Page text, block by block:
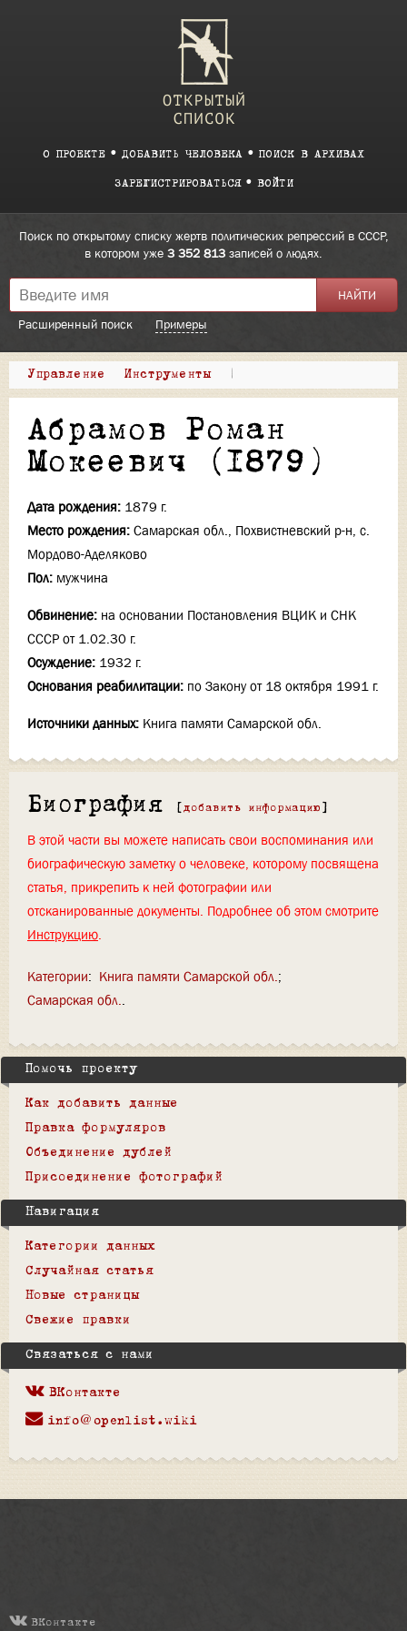
О ПРОЕКТЕ ДОБАВИТЬ ЧЕЛОВЕКА ПОИСК В АРХИВАХ
ЗАРЕГИСТРИРОВАТЬСЯ ВОЙТИ
Поиск по открытому списку жертв политических репрессий в СССР,
в котором уже 3 352 813 записей о людях.
Расширенный поиск Примеры
Управление Инструменты |
Абрамов Роман
Мокеевич (1879)
Дата рождения: 1879 г.
Место рождения: Самарская обл., Похвистневский р-н, с.
Мордово-Аделяково
Пол: мужчина
Обвинение: на основании Постановления ВЦИК и СНК
СССР от 1.02.30 г.
Осуждение: 1932 г.
Основания реабилитации: по Закону от 18 октября 1991 г.
Источники данных: Книга памяти Самарской обл.
Биография [ добавить информацию ]
В этой части вы можете написать свои воспоминания или
биографическую заметку о человеке, которому посвящена
статья, прикрепить к ней фотографии или
отсканированные документы. Подробнее об этом смотрите
Инструкцию.
Категории: Книга памяти Самарской обл.
Самарская обл.
Помочь проекту
Как добавить данные
Правка формуляров
Объединение дублей
Присоединение фотографий
Навигация
Категории данных
Случайная статья
Новые страницы
Свежие правки
Связаться с нами
ВКонтакте
info@openlist.wiki
ВКонтакте